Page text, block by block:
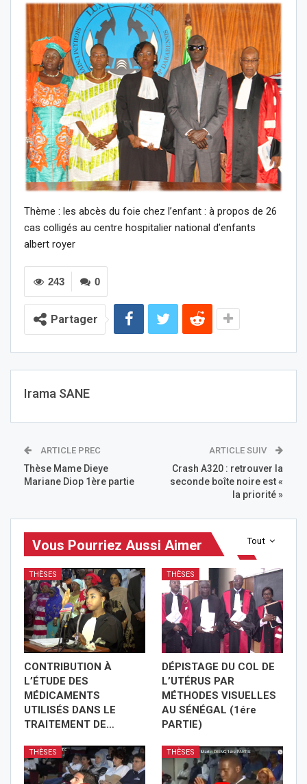
Thème : les abcès du foie chez l’enfant : à propos de 26
cas colligés au centre hospitalier national d’enfants
albert royer
0
243
Partager
Irama SANE
ARTICLE PREC
Thèse Mame Dieye
Mariane Diop 1ère partie
ARTICLE SUIV
Crash A320 : retrouver la
seconde boîte noire est «
la priorité »
Tout
Vous Pourriez Aussi Aimer
THÈSES
CONTRIBUTION À
L’ÉTUDE DES
MÉDICAMENTS
UTILISÉS DANS LE
TRAITEMENT DE…
THÈSES
DÉPISTAGE DU COL DE
L’UTÉRUS PAR
MÉTHODES VISUELLES
AU SÉNÉGAL (1ére
PARTIE)
THÈSES THÈSES